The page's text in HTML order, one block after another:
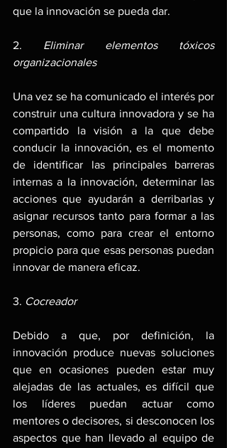
que la innovación se pueda dar.
2. Eliminar elementos tóxicos
organizacionales
Una vez se ha comunicado el interés por
construir una cultura innovadora y se ha
compartido la visión a la que debe
conducir la innovación, es el momento
de identificar las principales barreras
internas a la innovación, determinar las
acciones que ayudarán a derribarlas y
asignar recursos tanto para formar a las
personas, como para crear el entorno
propicio para que esas personas puedan
innovar de manera eficaz.
3. Cocreador
Debido a que, por definición, la
innovación produce nuevas soluciones
que en ocasiones pueden estar muy
alejadas de las actuales, es difícil que
los líderes puedan actuar como
mentores o decisores, si desconocen los
aspectos que han llevado al equipo de